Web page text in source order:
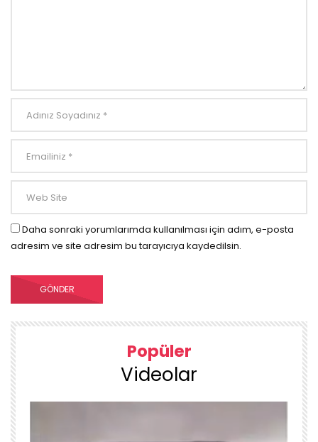
Daha sonraki yorumlarımda kullanılması için adım, e-posta
adresim ve site adresim bu tarayıcıya kaydedilsin.
Popüler
Videolar